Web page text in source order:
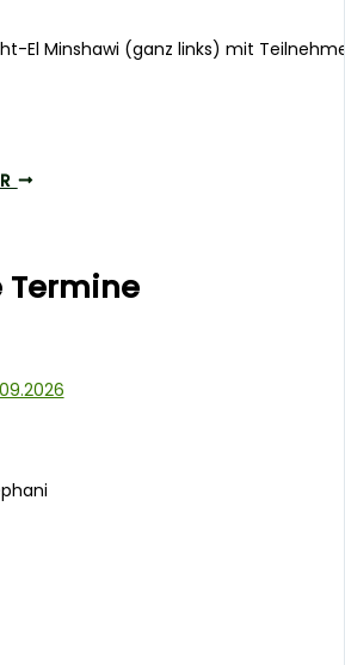
El Minshawi (ganz links) mit
Termine